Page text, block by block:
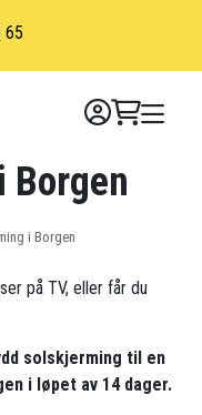
65
Borgen
i Borgen
på TV, eller får du
solskjerming til en
i løpet av 14 dager.